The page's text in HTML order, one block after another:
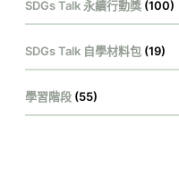
SDGs Talk 永續行動獎 (100)
SDGs Talk 自學材料包 (19)
學習階段 (55)